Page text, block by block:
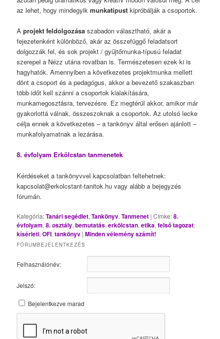
az lehet, hogy mindegyikmunkatípust kipróbálják a csoportok.
Aprojekt feldolgozása szabadon választható, akár a
fejezetenként különböző, akár az összefüggő feladatsort
dolgozzák fel, és sok projekt / gyűjtőmunka-típusú feladat
szerepel a Nézz utána rovatban is. Természetesen ezek ki is
hagyhatók. Amennyiben a következetes projektmunka mellett
dönt a csoport és a pedagógus, akkor a bevezető szakaszban
több időt kell szánni a csoportok kialakítására,
munkamegosztásra, tervezésre. Ez megtérül akkor, amikor már
gyakorlottá válnak, összeszoknak a csoportok. Az utolsó lecke
célja ennek a következetes – a tankönyv által erősen ajánlott –
munkafolyamatnak a lezárása.
8. évfolyam Erkölcstan tanmenetek
Kérdéseket a tankönyvvel kapcsolatban feltehetnek:
kapcsolat@erkolcstant-tanitok.hu vagy alább a bejegyzés
fórumán.
Kategória:Tanári segédlet,Tankönyv,Tanmenet |Címke:8.
évfolyam,8. osztály,bemutatás,erkölcstan,etika,felső tagozat,
kísérleti,OFI,tankönyv |Minden vélemény számít!
FÓRUMBEJELENTKEZÉS
Felhasználónév:
Jelszó:
Bejelentkezve marad